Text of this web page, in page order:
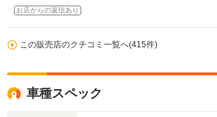
お店からの返信あり
この販売店のクチコミ一覧へ(415件)
車種スペック